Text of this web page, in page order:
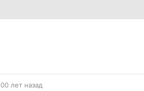
лет назад